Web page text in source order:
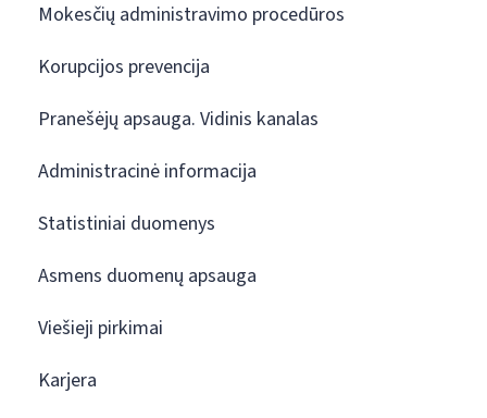
Mokesčių administravimo procedūros
Korupcijos prevencija
Pranešėjų apsauga. Vidinis kanalas
Administracinė informacija
Statistiniai duomenys
Asmens duomenų apsauga
Viešieji pirkimai
Karjera